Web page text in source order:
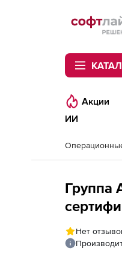
Softline
Акции
ИИ
Группа
на 1
Нет